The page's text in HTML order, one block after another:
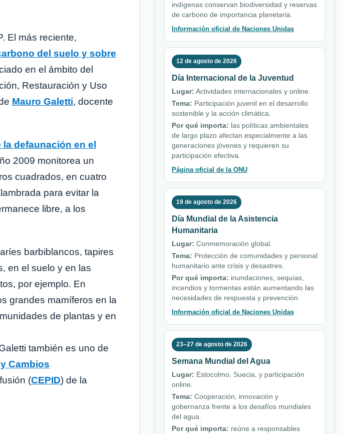
El más reciente,
del suelo y sobre
en el ámbito del
Restauración y Uso
Mauro Galetti, docente
defaunación en el
2009 monitorea un
cuadrados, en cuatro
para evitar la
libre, a los
barbiblancos, tapires
en el suelo y en las
por ejemplo. En
grandes mamíferos en la
de plantas y en
también es uno de
Cambios
(CEPID) de la
indígenas conservan biodiversidad y reservas
de carbono de importancia planetaria.
Información oficial de Naciones Unidas
12 de agosto de 2026
Día Internacional de la Juventud
Lugar: Actividades internacionales y online.
Tema: Participación juvenil en el desarrollo
sostenible y la acción climática.
Por qué importa: las políticas ambientales
de largo plazo afectan especialmente a las
generaciones jóvenes y requieren su
participación efectiva.
Página oficial de la ONU
19 de agosto de 2026
Día Mundial de la Asistencia
Humanitaria
Lugar: Conmemoración global.
Tema: Protección de comunidades y personal
humanitario ante crisis y desastres.
Por qué importa: inundaciones, sequías,
incendios y tormentas están aumentando las
necesidades de respuesta y prevención.
Información oficial de Naciones Unidas
23–27 de agosto de 2026
Semana Mundial del Agua
Lugar: Estocolmo, Suecia, y participación
online.
Tema: Cooperación, innovación y
gobernanza frente a los desafíos mundiales
del agua.
Por qué importa: reúne a responsables